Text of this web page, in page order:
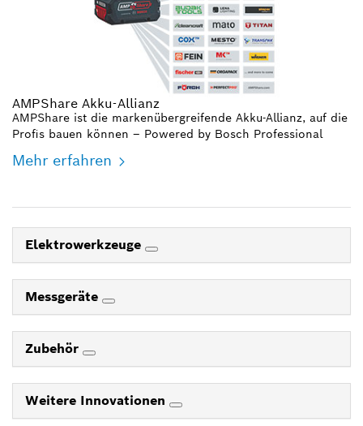
AMPShare Akku-Allianz
AMPShare ist die markenübergreifende Akku-Allianz, auf die
Profis bauen können – Powered by Bosch Professional
Mehr erfahren
Elektrowerkzeuge
Messgeräte
Zubehör
Weitere Innovationen